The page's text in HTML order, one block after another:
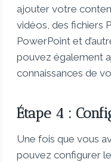
ajouter votre
vidéos, des fichiers
PowerPoint et
pouvez également
connaissances de
Étape 4 :
Une fois que vous
pouvez configurer